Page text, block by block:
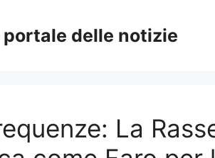
delle notizie
La